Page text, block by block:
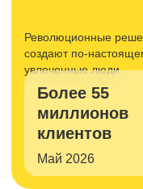
Революционные
создают по-
увлеченные люди
Более 55
миллионов
клиентов
Май 2026